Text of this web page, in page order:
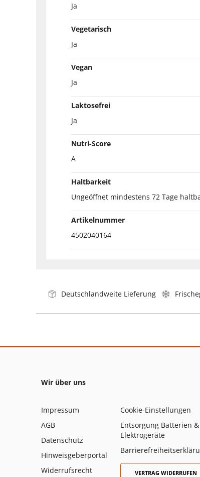
Ja
Vegetarisch
Ja
Vegan
Ja
Laktosefrei
Ja
Nutri-Score
A
Haltbarkeit
Ungeöffnet mindestens 72 Tage
Artikelnummer
4502040164
Deutschlandweite Lieferung
Wir über uns
Impressum
AGB
Datenschutz
Hinweisgeberportal
Widerrufsrecht
Cookie-Einstellungen
Entsorgung Batterien &
Elektrogeräte
VERTRAG WIDERRUFEN